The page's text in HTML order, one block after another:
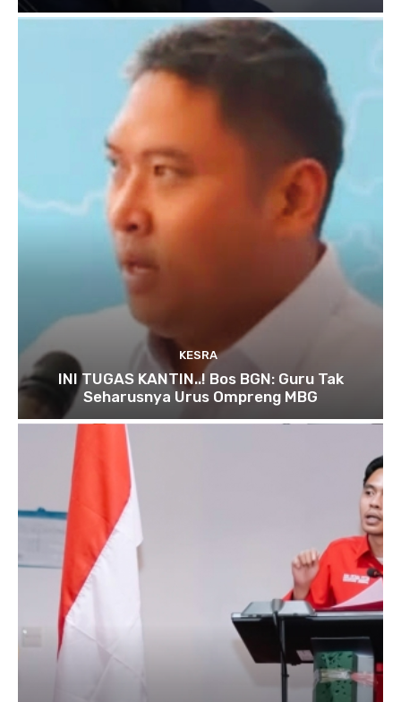
KESRA
INI TUGAS KANTIN..! Bos BGN: Guru Tak
Seharusnya Urus Ompreng MBG